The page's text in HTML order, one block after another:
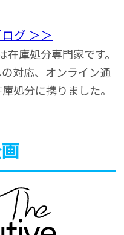
グ ＞＞
庫処分専門家です。
対応、オンライン通
処分に携りました。